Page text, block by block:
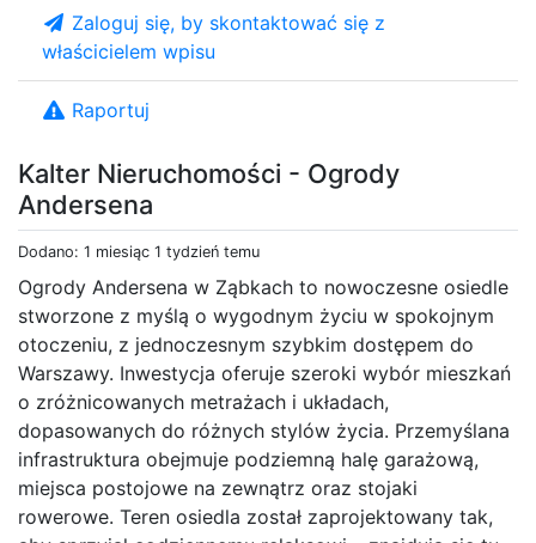
Kalter Nieruchomości - Ogrody
Andersena
Dodano: 1 miesiąc 1 tydzień temu
Ogrody Andersena w Ząbkach to nowoczesne osiedle
stworzone z myślą o wygodnym życiu w spokojnym
otoczeniu, z jednoczesnym szybkim dostępem do
Warszawy. Inwestycja oferuje szeroki wybór mieszkań
o zróżnicowanych metrażach i układach,
dopasowanych do różnych stylów życia. Przemyślana
infrastruktura obejmuje podziemną halę garażową,
miejsca postojowe na zewnątrz oraz stojaki
rowerowe. Teren osiedla został zaprojektowany tak,
Zaloguj się, by skontaktować się z
właścicielem wpisu
Raportuj